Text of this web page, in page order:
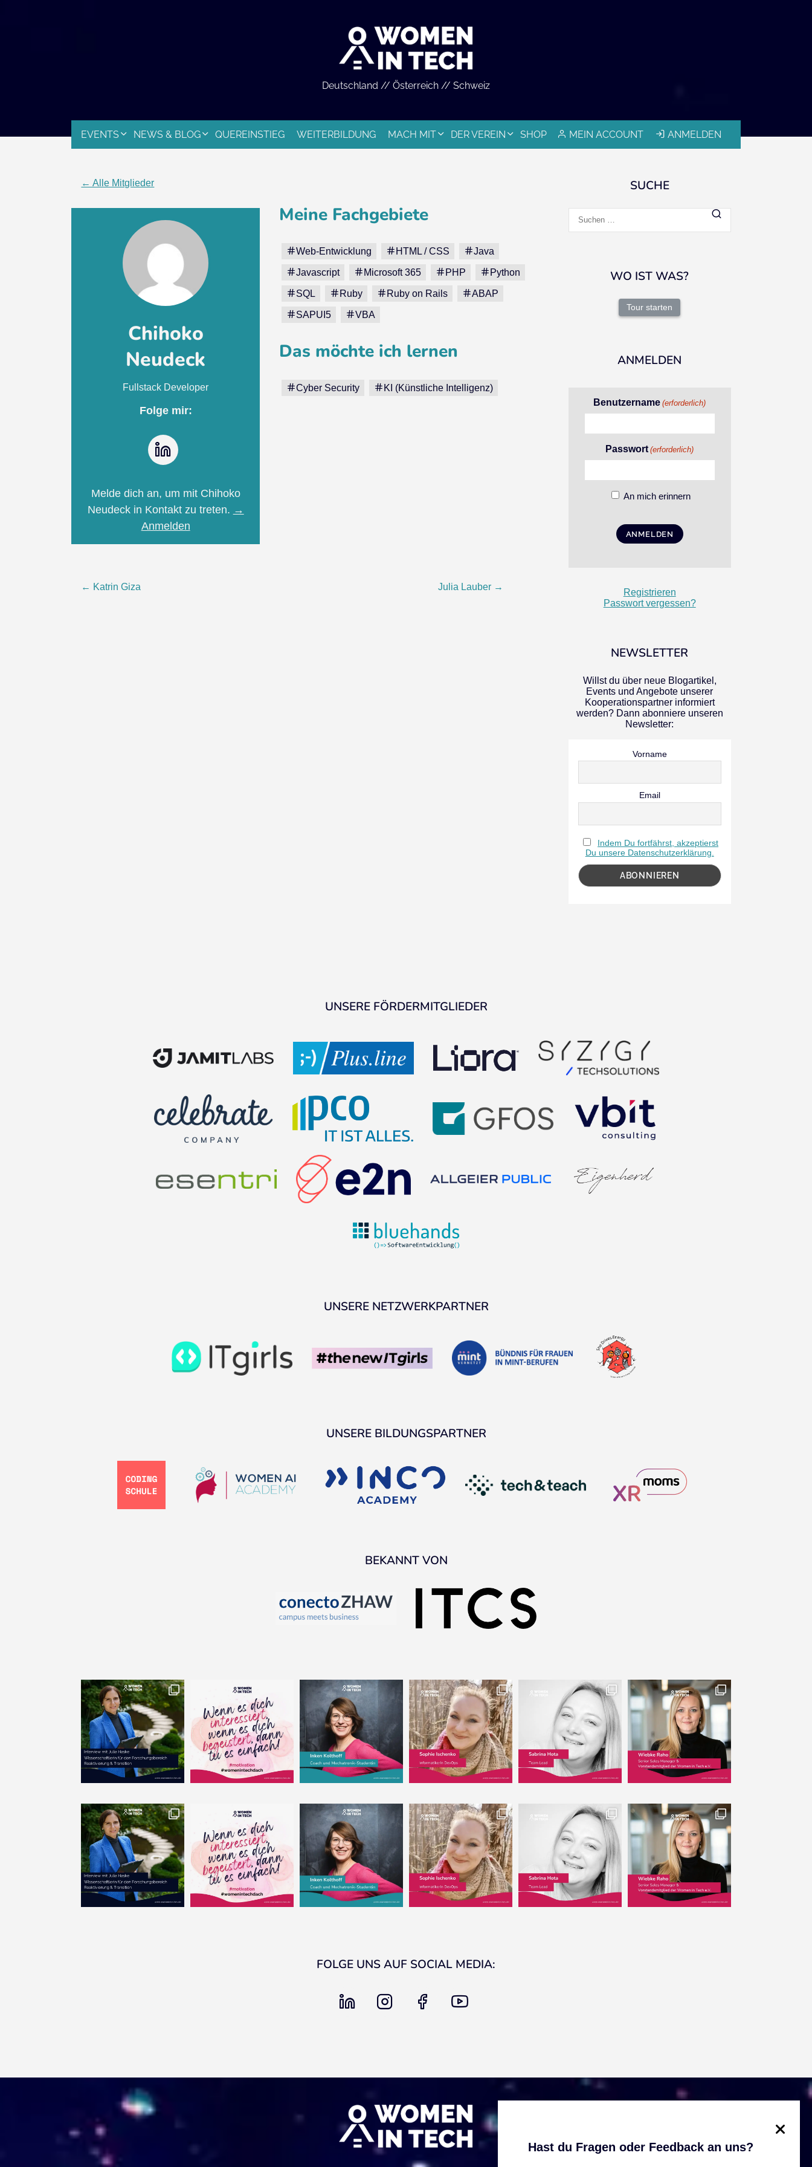
Deutschland // Österreich // Schweiz
MEIN ACCOUNT ANMELDEN
EVENTS NEWS & BLOG QUEREINSTIEG WEITERBILDUNG MACH MIT DER VEREIN SHOP
← Alle Mitglieder
Chihoko
Neudeck
Fullstack Developer
Folge mir:
Melde dich an, um mit Chihoko
Neudeck in Kontakt zu treten. →
Anmelden
Meine Fachgebiete
Web-Entwicklung HTML / CSS Java
Javascript Microsoft 365 PHP Python
SQL Ruby Ruby on Rails ABAP
SAPUI5 VBA
Das möchte ich lernen
Cyber Security KI (Künstliche Intelligenz)
Beitragsnavigation
← Katrin Giza Julia Lauber →
SUCHE
nach:
WO IST WAS?
Tour starten
ANMELDEN
Benutzername (erforderlich)
Passwort (erforderlich)
An mich erinnern
Registrieren
Passwort vergessen?
NEWSLETTER
Willst du über neue Blogartikel,
Events und Angebote unserer
Kooperationspartner informiert
werden? Dann abonniere unseren
Newsletter:
Vorname
Email
Indem Du fortfährst, akzeptierst
Du unsere Datenschutzerklärung.
UNSERE FÖRDERMITGLIEDER
UNSERE NETZWERKPARTNER
UNSERE BILDUNGSPARTNER
BEKANNT VON
FOLGE UNS AUF SOCIAL MEDIA:
linkedin instagram
Hast du Fragen oder Feedback an uns?